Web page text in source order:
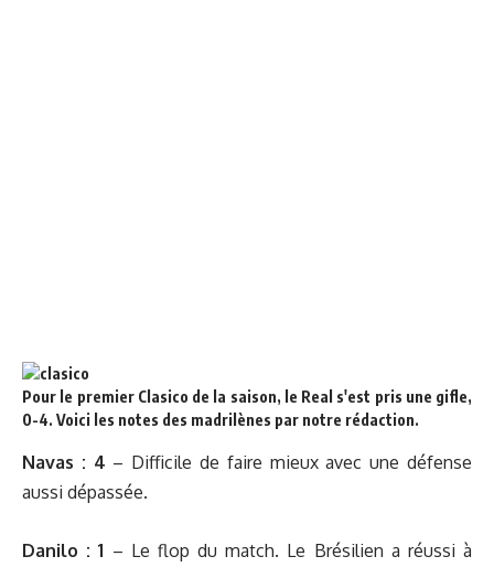
Pour le premier Clasico de la saison, le Real s'est pris une gifle,
0-4. Voici les notes des madrilènes par notre rédaction.
Navas : 4 – Difficile de faire mieux avec une défense
aussi dépassée.
Danilo : 1 – Le flop du match. Le Brésilien a réussi à